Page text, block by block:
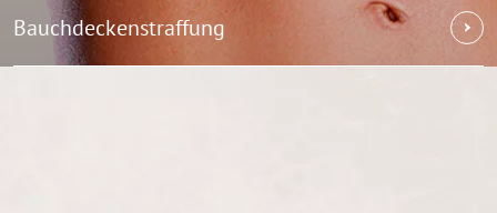
Bauchdeckenstraffung